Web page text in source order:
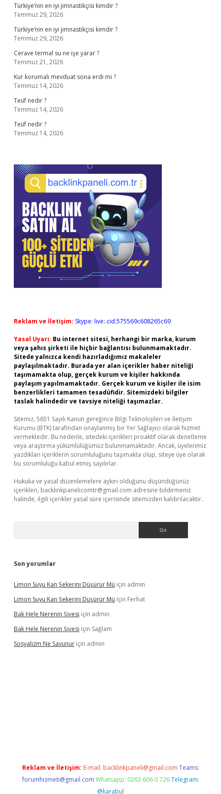
Türkiye’nin en iyi jimnastikçisi kimdir ?
Temmuz 29, 2026
Türkiye’nin en iyi jimnastikçisi kimdir ?
Temmuz 29, 2026
Cerave termal su ne işe yarar ?
Temmuz 21, 2026
Kur korumalı mevduat sona erdi mi ?
Temmuz 14, 2026
Teüf nedir ?
Temmuz 14, 2026
Teüf nedir ?
Temmuz 14, 2026
Reklam ve İletişim: Skype: live:.cid.575569c608265c69
Yasal Uyarı: Bu internet sitesi, herhangi bir marka, kurum
veya şahıs şirketi ile hiçbir bağlantısı bulunmamaktadır.
Sitede yalnızca kendi hazırladığımız makaleler
paylaşılmaktadır. Burada yer alan içerikler haber niteliği
taşımamakta olup, gerçek kurum ve kişiler hakkında
paylaşım yapılmamaktadır. Gerçek kurum ve kişiler ile isim
benzerlikleri tamamen tesadüfidir. Sitemizdeki bilgiler
taslak halindedir ve tavsiye niteliği taşımazlar.
Sitemiz, 5651 Sayılı Kanun gereğince Bilgi Teknolojileri ve İletişim
Kurumu (BTK) tarafından onaylanmış bir Yer Sağlayıcı olarak hizmet
vermektedir. Bu nedenle, sitedeki içerikleri proaktif olarak denetleme
veya araştırma yükümlülüğümüz bulunmamaktadır. Ancak, üyelerimiz
yazdıkları içeriklerin sorumluluğunu taşımakta olup, siteye üye olarak
bu sorumluluğu kabul etmiş sayılırlar.
Hukuka ve yasal düzenlemelere aykırı olduğunu düşündüğünüz
içerikleri, backlinkpanelicomtr@gmail.com adresine bildirmeniz
halinde, ilgili içerikler yasal süre içerisinde sitemizden kaldırılacaktır.
Son yorumlar
Limon Suyu Kan Şekerini Düşürür Mü için admin
Limon Suyu Kan Şekerini Düşürür Mü için Ferhat
Bak Hele Nerenin Şivesi için admin
Bak Hele Nerenin Şivesi için Sağlam
Sosyalizm Ne Savunur için admin
Reklam ve İletişim: E-mail: backlinkpaneli@gmail.com Teams:
forumhizmeti@gmail.com Whatsapp: 0262 606 0 726 Telegram:
@karabul